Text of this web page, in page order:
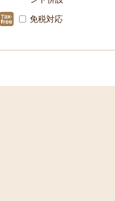
免税対応